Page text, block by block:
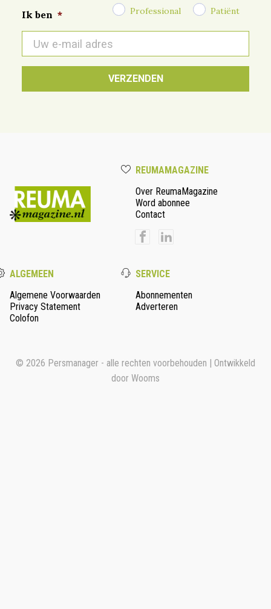
Ik ben * Professional Patiënt
mail
*
REUMAMAGAZINE
Over ReumaMagazine
Word abonnee
Contact
ALGEMEEN
Algemene Voorwaarden
Privacy Statement
Colofon
SERVICE
Abonnementen
Adverteren
© 2026 Persmanager - alle rechten voorbehouden | Ontwikkeld
door Wooms